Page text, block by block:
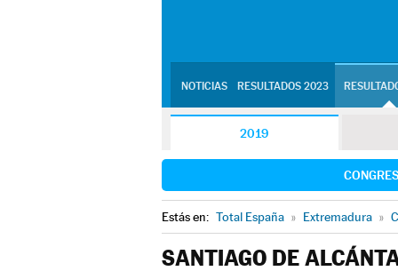
NOTICIAS RESULTADOS 2023
2019
Estás en: Total España » Extremadura »
SANTIAGO DE